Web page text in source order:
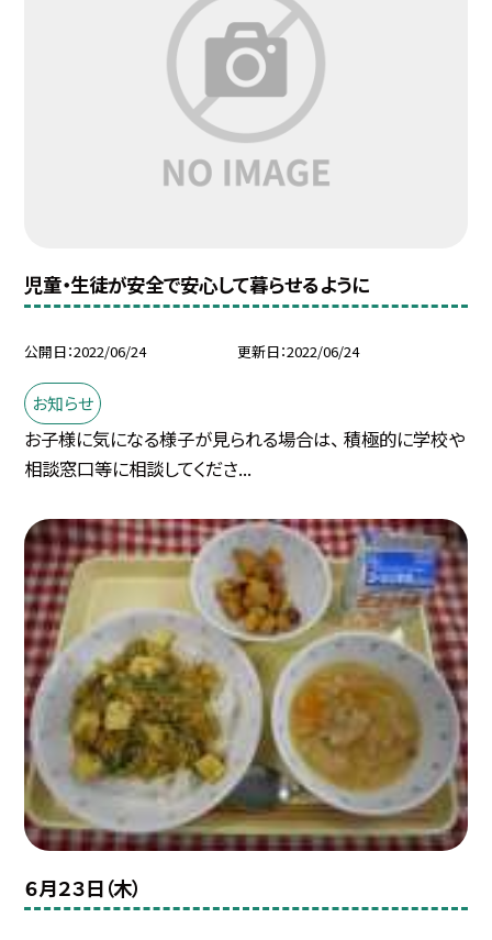
児童・生徒が安全で安心して暮らせるように
公開日 2022/06/24 更新日 2022/06/24
お知らせ
お子様に気になる様子が見られる場合は、 積極的に学校や
相談窓口等に相談してくださ...
６月２３日（木）